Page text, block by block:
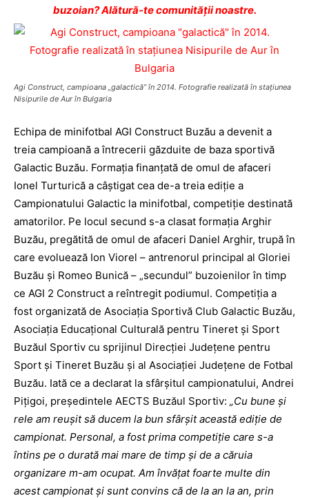
buzoian? Alătură-te comunității noastre.
Agi Construct, campioana „galactică” în 2014. Fotografie realizată în staţiunea
Nisipurile de Aur în Bulgaria
Echipa de minifotbal AGI Construct Buzău a devenit a
treia campioană a întrecerii găzduite de baza sportivă
Galactic Buzău. Formaţia finanţată de omul de afaceri
Ionel Turturică a câştigat cea de-a treia ediţie a
Campionatului Galactic la minifotbal, competiţie destinată
amatorilor. Pe locul secund s-a clasat formaţia Arghir
Buzău, pregătită de omul de afaceri Daniel Arghir, trupă în
care evoluează Ion Viorel – antrenorul principal al Gloriei
Buzău şi Romeo Bunică – „secundul” buzoienilor în timp
ce AGI 2 Construct a reîntregit podiumul. Competiţia a
fost organizată de Asociaţia Sportivă Club Galactic Buzău,
Asociaţia Educaţional Culturală pentru Tineret şi Sport
Buzăul Sportiv cu sprijinul Direcţiei Judeţene pentru
Sport şi Tineret Buzău şi al Asociaţiei Judeţene de Fotbal
Buzău. Iată ce a declarat la sfârşitul campionatului, Andrei
Piţigoi, preşedintele AECTS Buzăul Sportiv: „Cu bune şi
rele am reuşit să ducem la bun sfârşit această ediţie de
campionat. Personal, a fost prima competiţie care s-a
întins pe o durată mai mare de timp şi de a căruia
organizare m-am ocupat. Am învăţat foarte multe din
acest campionat şi sunt convins că de la an la an, prin